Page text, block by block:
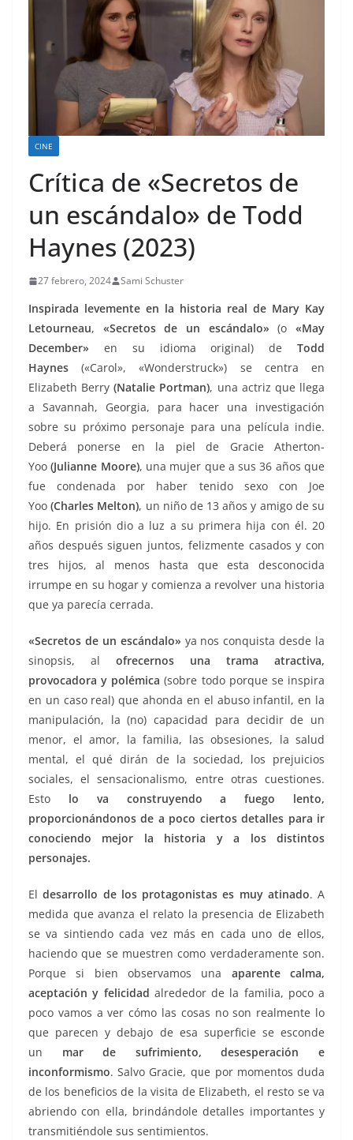
CINE
Crítica de «Secretos de
un escándalo» de Todd
Haynes (2023)
27 febrero, 2024 Sami Schuster
Inspirada levemente en la historia real de Mary Kay
Letourneau, «Secretos de un escándalo» (o«May
December» en su idioma original) de Todd
Haynes («Carol», «Wonderstruck») se centra en
Elizabeth Berry(Natalie Portman), una actriz que llega
a Savannah, Georgia, para hacer una investigación
sobre su próximo personaje para una película indie.
Deberá ponerse en la piel de Gracie Atherton-
Yoo(Julianne Moore), una mujer que a sus 36 años que
fue condenada por haber tenido sexo con Joe
Yoo (Charles Melton), un niño de 13 años y amigo de su
hijo. En prisión dio a luz a su primera hija con él. 20
años después siguen juntos, felizmente casados y con
tres hijos, al menos hasta que esta desconocida
irrumpe en su hogar y comienza a revolver una historia
que ya parecía cerrada.
«Secretos de un escándalo» ya nos conquista desde la
sinopsis, al ofrecernos una trama atractiva,
provocadora y polémica (sobre todo porque se inspira
en un caso real) que ahonda en el abuso infantil, en la
manipulación, la (no) capacidad para decidir de un
menor, el amor, la familia, las obsesiones, la salud
mental, el qué dirán de la sociedad, los prejuicios
sociales, el sensacionalismo, entre otras cuestiones.
Esto lo va construyendo a fuego lento,
proporcionándonos de a poco ciertos detalles para ir
conociendo mejor la historia y a los distintos
personajes.
Eldesarrollo de los protagonistas es muy atinado. A
medida que avanza el relato la presencia de Elizabeth
se va sintiendo cada vez más en cada uno de ellos,
haciendo que se muestren como verdaderamente son.
Porque si bien observamos una aparente calma,
aceptación y felicidad alrededor de la familia, poco a
poco vamos a ver cómo las cosas no son realmente lo
que parecen y debajo de esa superficie se esconde
un mar de sufrimiento, desesperación e
inconformismo. Salvo Gracie, que por momentos duda
de los beneficios de la visita de Elizabeth, el resto se va
abriendo con ella, brindándole detalles importantes y
transmitiéndole sus sentimientos.